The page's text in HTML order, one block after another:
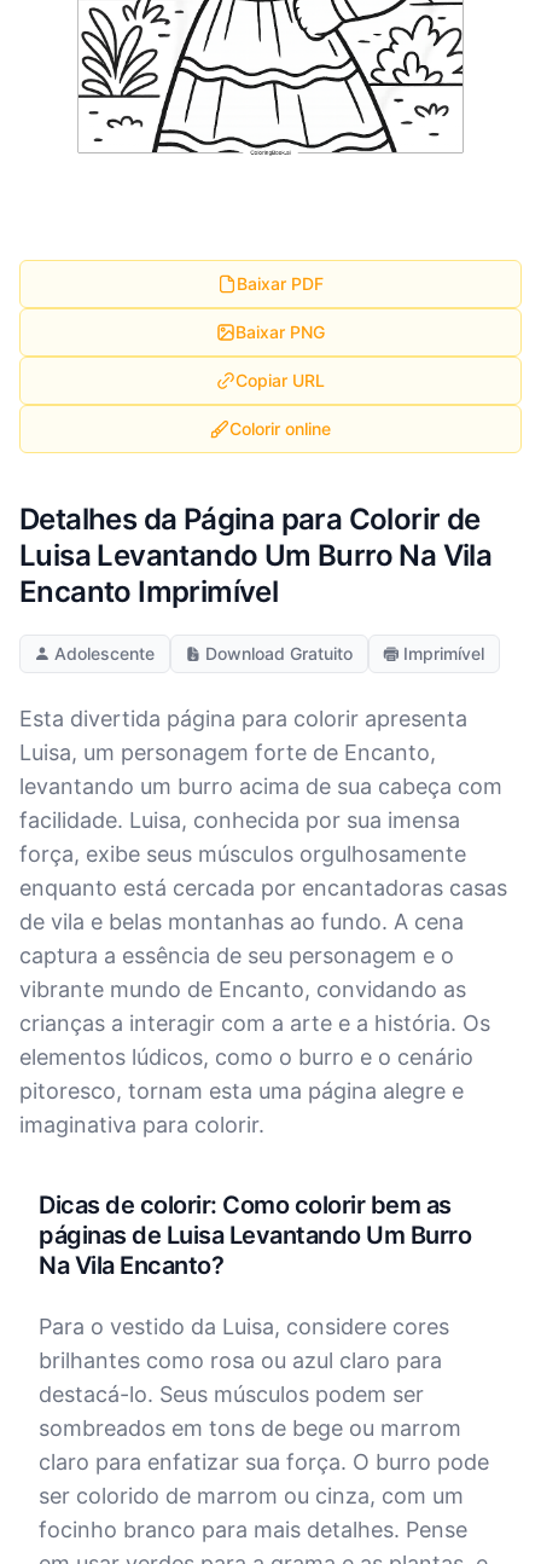
Baixar PDF
Baixar PNG
Copiar URL
Colorir online
Detalhes da Página para Colorir de
Luisa Levantando Um Burro Na Vila
Encanto Imprimível
Adolescente Download Gratuito Imprimível
Esta divertida página para colorir apresenta
Luisa, um personagem forte de Encanto,
levantando um burro acima de sua cabeça com
facilidade. Luisa, conhecida por sua imensa
força, exibe seus músculos orgulhosamente
enquanto está cercada por encantadoras casas
de vila e belas montanhas ao fundo. A cena
captura a essência de seu personagem e o
vibrante mundo de Encanto, convidando as
crianças a interagir com a arte e a história. Os
elementos lúdicos, como o burro e o cenário
pitoresco, tornam esta uma página alegre e
imaginativa para colorir.
Dicas de colorir: Como colorir bem as
páginas de Luisa Levantando Um Burro
Na Vila Encanto?
Para o vestido da Luisa, considere cores
brilhantes como rosa ou azul claro para
destacá-lo. Seus músculos podem ser
sombreados em tons de bege ou marrom
claro para enfatizar sua força. O burro pode
ser colorido de marrom ou cinza, com um
focinho branco para mais detalhes. Pense